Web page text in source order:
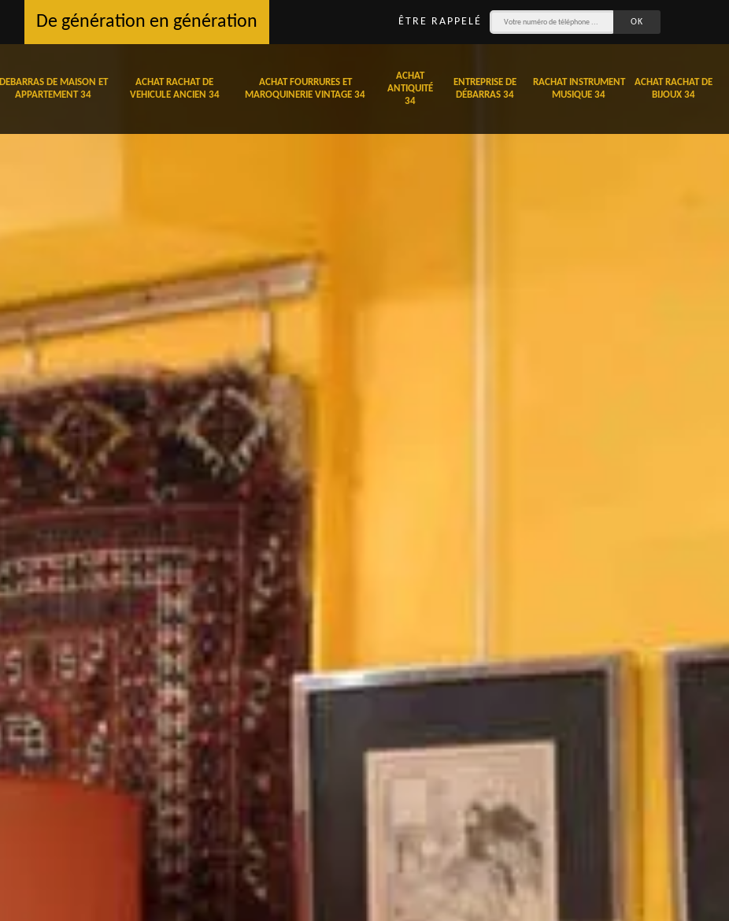
De génération en génération ÊTRE RAPPELÉ
DEBARRAS DE MAISON ET
APPARTEMENT 34
ACHAT RACHAT DE
VEHICULE ANCIEN 34
ACHAT FOURRURES ET
MAROQUINERIE VINTAGE 34
ACHAT
ANTIQUITÉ
34
ENTREPRISE DE
DÉBARRAS 34
RACHAT INSTRUMENT
MUSIQUE 34
ACHAT RACHAT DE
BIJOUX 34